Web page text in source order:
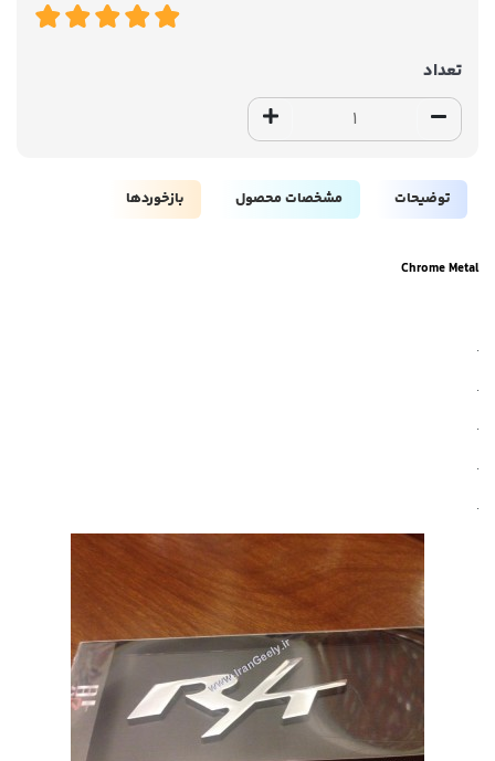
تعداد
توضیحات مشخصات محصول بازخوردها
Chrome Metal
.
.
.
.
.